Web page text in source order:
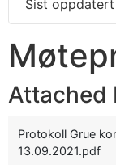
Sist oppdatert
Attached
Protokoll Grue
13.09.2021.pdf